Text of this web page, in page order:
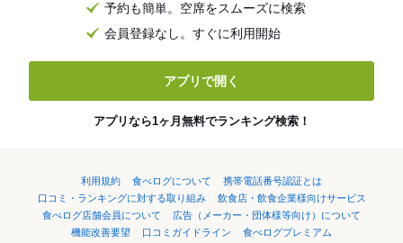
予約も簡単。空席をスムーズに検索
会員登録なし。すぐに利用開始
アプリで開く
アプリなら1ヶ月無料でランキング検索！
利用規約 食べログについて
携帯電話番号認証とは
口コミ・ランキングに対する取り組み
飲食店・飲食企業様向けサービス
食べログ店舗会員について
広告（メーカー・団体様等向け）について
機能改善要望
口コミガイドライン
食べログプレミアム